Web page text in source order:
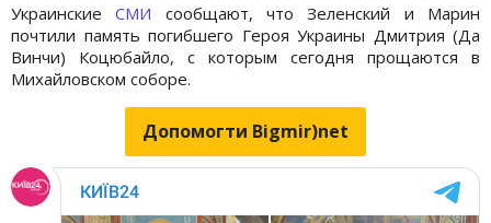
УкраинскиеСМИ сообщают, что Зеленский и Марин
почтили память погибшего Героя Украины Дмитрия (Да
Винчи) Коцюбайло, с которым сегодня прощаются в
Михайловском соборе.
Допомогти Bigmir)net